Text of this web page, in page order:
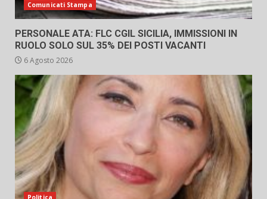
Comunicati Stampa
PERSONALE ATA: FLC CGIL SICILIA, IMMISSIONI IN
RUOLO SOLO SUL 35% DEI POSTI VACANTI
6 Agosto 2026